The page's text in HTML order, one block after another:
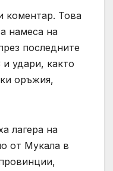
коментар. Това
намеса на
последните
удари, както
оръжия,
лагера на
от Мукала в